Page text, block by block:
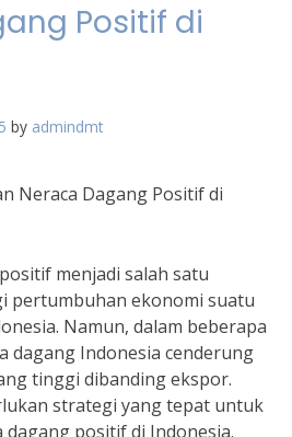
Positif di
by admindmt
Neraca Dagang Positif di
menjadi salah satu
pertumbuhan ekonomi suatu
Namun, dalam beberapa
dagang Indonesia cenderung
tinggi dibanding ekspor.
strategi yang tepat untuk
positif di Indonesia.